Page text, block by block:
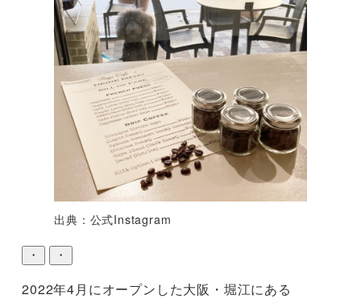
出典：公式Instagram
・ ・
2022年4月にオープンした大阪・堀江にある